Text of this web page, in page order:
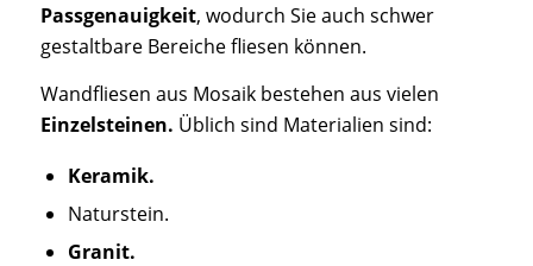
Passgenauigkeit, wodurch Sie auch schwer
gestaltbare Bereiche fliesen können.
Wandfliesen aus Mosaik bestehen aus vielen
Einzelsteinen. Üblich sind Materialien sind:
Keramik.
Naturstein.
Granit.